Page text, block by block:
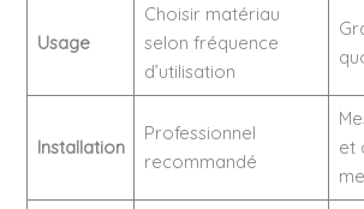
Usage
Choisir matériau
selon fréquence
d’utilisation
Installation
Professionnel
recommandé
et